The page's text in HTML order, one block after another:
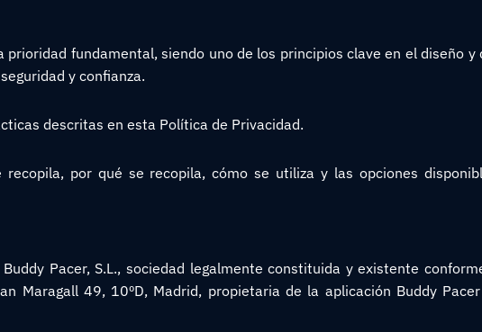
prioridad fundamental, siendo uno de los principios clave en el diseño
y confianza.
descritas en esta Política de Privacidad.
por qué se recopila, cómo se utiliza y las opciones
Pacer, S.L., sociedad legalmente constituida y existente
Maragall 49, 10ºD, Madrid, propietaria de la aplicación Buddy